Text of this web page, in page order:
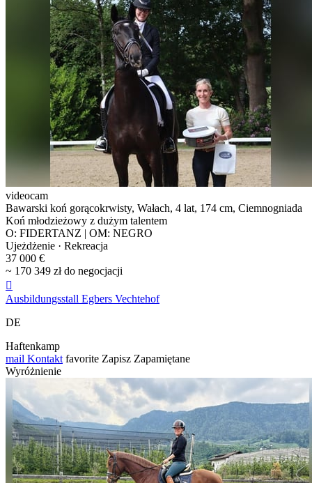
videocam
Bawarski koń gorącokrwisty, Wałach, 4 lat, 174 cm, Ciemnogniada
Koń młodzieżowy z dużym talentem
O: FIDERTANZ | OM: NEGRO
Ujeżdżenie · Rekreacja
37 000 €
~ 170 349 zł do negocjacji

Ausbildungsstall Egbers Vechtehof
DE
Haftenkamp
mail Kontakt favorite Zapisz Zapamiętane
Wyróżnienie